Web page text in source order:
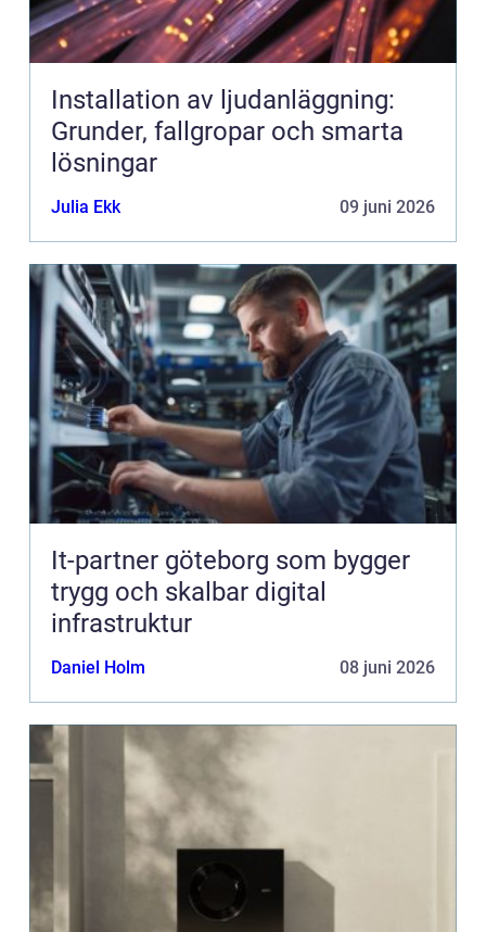
Installation av ljudanläggning:
Grunder, fallgropar och smarta
lösningar
Julia Ekk 09 juni 2026
It-partner göteborg som bygger
trygg och skalbar digital
infrastruktur
Daniel Holm 08 juni 2026